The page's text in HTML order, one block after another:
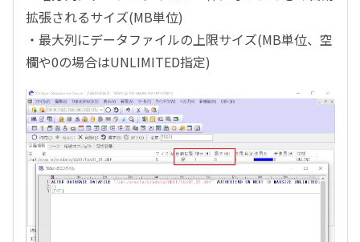
拡張されるサイズ(MB単位)
・最大列にデータファイルの上限サイズ(MB単位、空
欄や0の場合はUNLIMITED指定)